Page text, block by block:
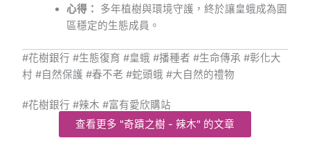
心得：
多年植樹與環境守護，終於讓皇蛾成為園
區穩定的生態成員。
#花樹銀行 #生態復育 #皇蛾 #播種者 #生命傳承 #彰化大
村 #自然保護 #春不老 #蛇頭蛾 #大自然的禮物
#花樹銀行 #辣木 #富有愛欣購站
查看更多 "奇蹟之樹 - 辣木" 的文章